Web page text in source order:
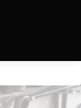
Kjøretøy